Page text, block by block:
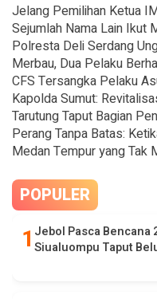
Jelang Pemilihan Ketua
Sejumlah Nama Lain Ikut
Polresta Deli Serdang
Merbau, Dua Pelaku
CFS Tersangka Pelaku
Kapolda Sumut:
Tarutung Taput Bagian
Perang Tanpa Batas:
Medan Tempur yang Tak
POPULER
Jebol Pasca Bencana
Siualuompu Taput